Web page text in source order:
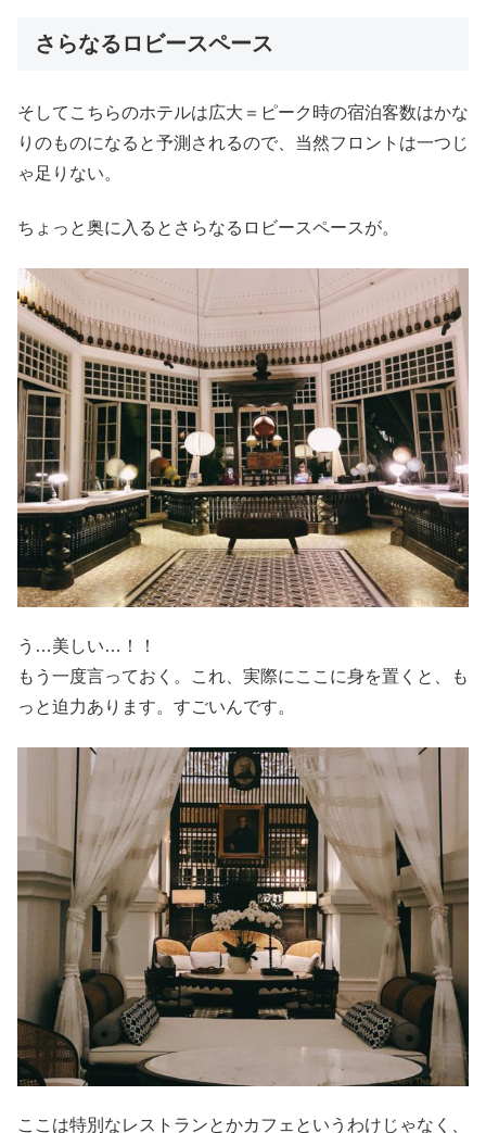
さらなるロビースペース
そしてこちらのホテルは広大＝ピーク時の宿泊客数はかな
りのものになると予測されるので、当然フロントは一つじ
ゃ足りない。
ちょっと奥に入るとさらなるロビースペースが。
う…美しい…！！
もう一度言っておく。これ、実際にここに身を置くと、も
っと迫力あります。すごいんです。
ここは特別なレストランとかカフェというわけじゃなく、